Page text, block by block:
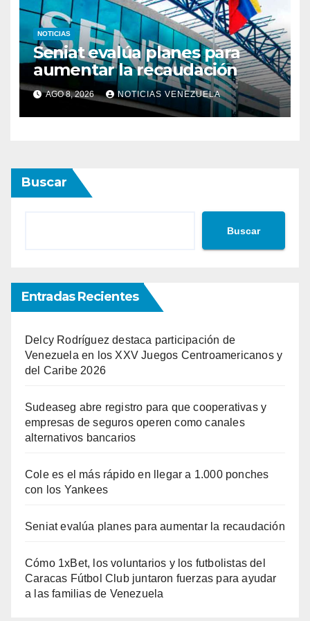
NOTICIAS
Seniat evalúa planes para
aumentar la recaudación
AGO 8, 2026 NOTICIAS VENEZUELA
Buscar
Buscar
Entradas Recientes
Delcy Rodríguez destaca participación de
Venezuela en los XXV Juegos Centroamericanos y
del Caribe 2026
Sudeaseg abre registro para que cooperativas y
empresas de seguros operen como canales
alternativos bancarios
Cole es el más rápido en llegar a 1.000 ponches
con los Yankees
Seniat evalúa planes para aumentar la recaudación
Cómo 1xBet, los voluntarios y los futbolistas del
Caracas Fútbol Club juntaron fuerzas para ayudar
a las familias de Venezuela